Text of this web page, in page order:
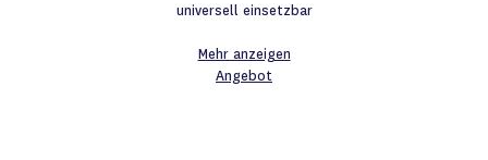
universell einsetzbar
Mehr anzeigen
Angebot